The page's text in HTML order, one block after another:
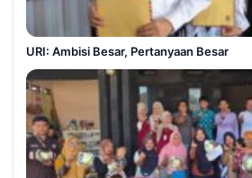
URI: Ambisi Besar, Pertanyaan Besar